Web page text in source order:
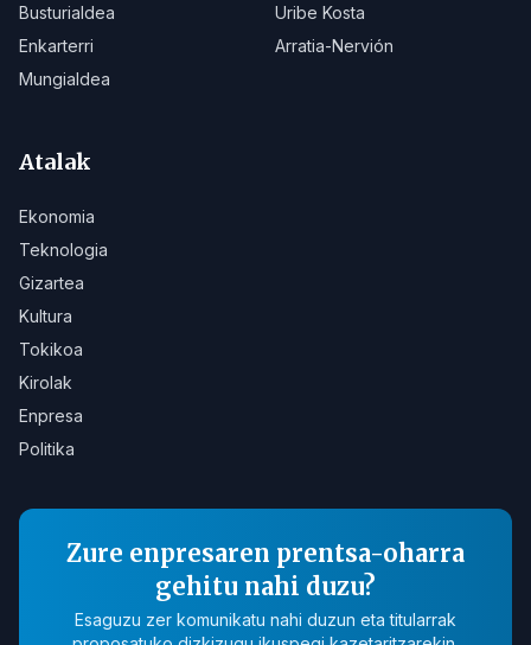
Busturialdea
Uribe Kosta
Enkarterri
Arratia-Nervión
Mungialdea
Atalak
Ekonomia
Teknologia
Gizartea
Kultura
Tokikoa
Kirolak
Enpresa
Politika
Zure enpresaren prentsa-oharra
gehitu nahi duzu?
Esaguzu zer komunikatu nahi duzun eta titularrak